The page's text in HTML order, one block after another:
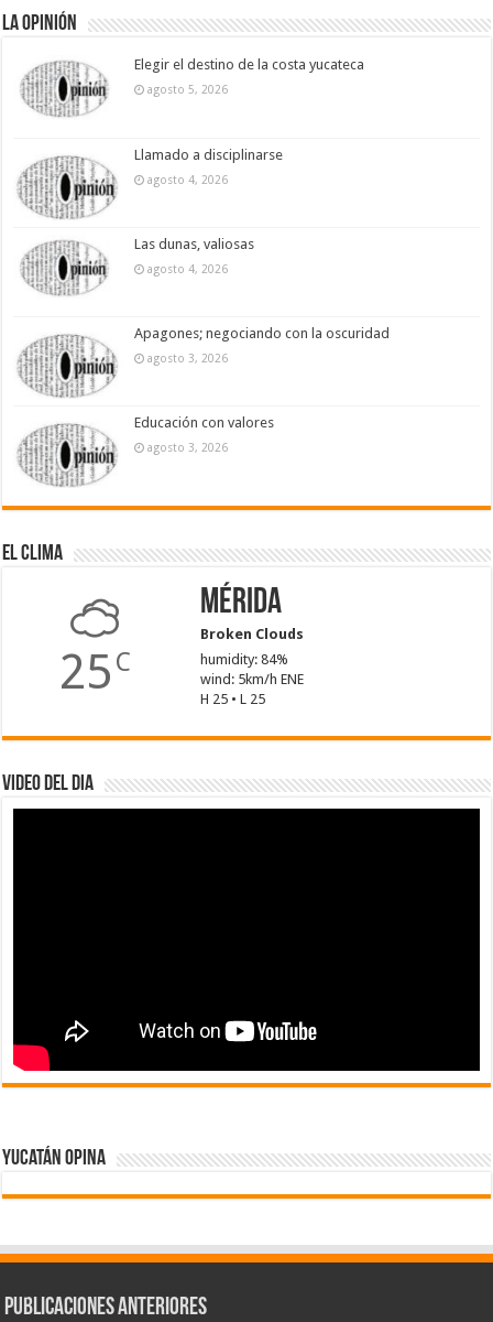
La Opinión
Elegir el destino de la costa yucateca
agosto 5, 2026
Llamado a disciplinarse
agosto 4, 2026
Las dunas, valiosas
agosto 4, 2026
Apagones; negociando con la oscuridad
agosto 3, 2026
Educación con valores
agosto 3, 2026
El Clima
25 C
Mérida
Broken Clouds
humidity: 84%
wind: 5km/h ENE
H 25 • L 25
Video del dia
Yucatán Opina
Publicaciones Anteriores